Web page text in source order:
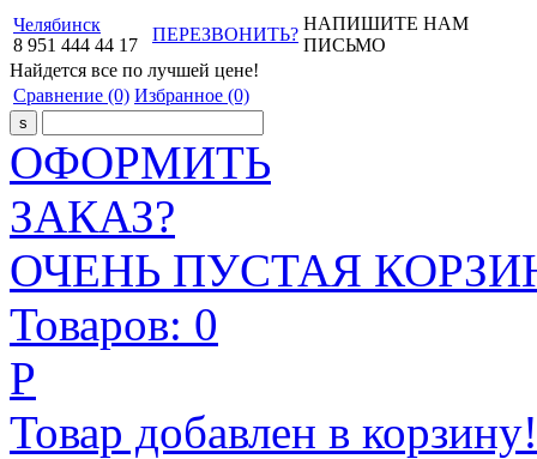
Челябинск
8 951 444 44 17
ПЕРЕЗВОНИТЬ?
НАПИШИТЕ НАМ
ПИСЬМО
Найдется все по лучшей цене!
Сравнение (0) Избранное (0)
ОФОРМИТЬ
ЗАКАЗ?
ОЧЕНЬ ПУСТАЯ
Товаров: 0
Р
Товар добавлен в корзину!